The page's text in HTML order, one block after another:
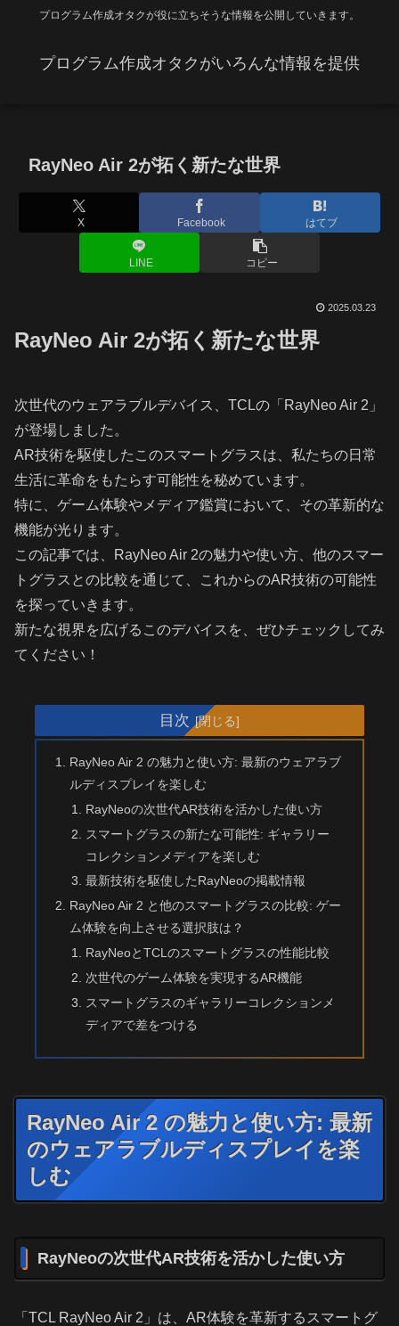
プログラム作成オタクが役に立ちそうな情報を公開していきます。
プログラム作成オタクがいろんな情報を提供
RayNeo Air 2が拓く新たな世界
X Facebook はてブ
LINE コピー
2025.03.23
RayNeo Air 2が拓く新たな世界
次世代のウェアラブルデバイス、TCLの「RayNeo Air 2」
が登場しました。
AR技術を駆使したこのスマートグラスは、私たちの日常
生活に革命をもたらす可能性を秘めています。
特に、ゲーム体験やメディア鑑賞において、その革新的な
機能が光ります。
この記事では、RayNeo Air 2の魅力や使い方、他のスマー
トグラスとの比較を通じて、これからのAR技術の可能性
を探っていきます。
新たな視界を広げるこのデバイスを、ぜひチェックしてみ
てください！
目次
RayNeo Air 2 の魅力と使い方: 最新のウェアラブ
ルディスプレイを楽しむ
RayNeoの次世代AR技術を活かした使い方
スマートグラスの新たな可能性: ギャラリー
コレクションメディアを楽しむ
最新技術を駆使したRayNeoの掲載情報
RayNeo Air 2 と他のスマートグラスの比較: ゲー
ム体験を向上させる選択肢は？
RayNeoとTCLのスマートグラスの性能比較
次世代のゲーム体験を実現するAR機能
スマートグラスのギャラリーコレクションメ
ディアで差をつける
RayNeo Air 2 の魅力と使い方: 最新
のウェアラブルディスプレイを楽
しむ
RayNeoの次世代AR技術を活かした使い方
「TCL RayNeo Air 2」は、AR体験を革新するスマートグ